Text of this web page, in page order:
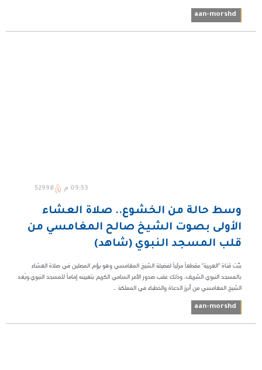
aan-morshd
09:53 م 52998
وسط حالة من الخشوع.. صلاة العشاء
الأولى بصوت الشيخ صالح المغامسي من
قلب المسجد النبوي (شاهد)
بثّت قناة "العربية" مقطعاً مرئياً لفضيلة الشيخ المغامسي وهو يؤم المصلين في صلاة العشاء
بالمسجد النبوي الشريف، وذلك عقب صدور الأمر السامي الكريم بتعيينه إماماً للمسجد النبوي.ويُعد
الشيخ المغامسي من أبرز الدعاة والخطباء في المملكة ...
aan-morshd